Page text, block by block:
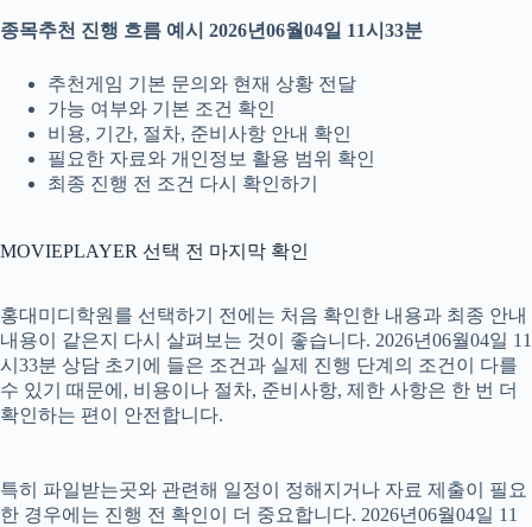
종목추천 진행 흐름 예시 2026년06월04일 11시33분
추천게임 기본 문의와 현재 상황 전달
가능 여부와 기본 조건 확인
비용, 기간, 절차, 준비사항 안내 확인
필요한 자료와 개인정보 활용 범위 확인
최종 진행 전 조건 다시 확인하기
MOVIEPLAYER 선택 전 마지막 확인
홍대미디학원를 선택하기 전에는 처음 확인한 내용과 최종 안내
내용이 같은지 다시 살펴보는 것이 좋습니다. 2026년06월04일 11
시33분 상담 초기에 들은 조건과 실제 진행 단계의 조건이 다를
수 있기 때문에, 비용이나 절차, 준비사항, 제한 사항은 한 번 더
확인하는 편이 안전합니다.
특히 파일받는곳와 관련해 일정이 정해지거나 자료 제출이 필요
한 경우에는 진행 전 확인이 더 중요합니다. 2026년06월04일 11